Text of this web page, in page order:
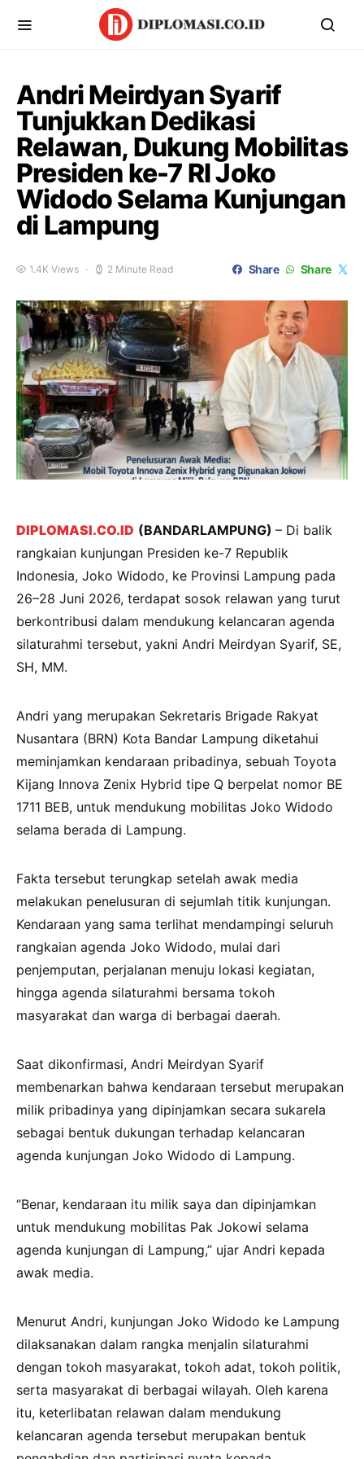
Andri Meirdyan Syarif
Tunjukkan Dedikasi
Relawan, Dukung Mobilitas
Presiden ke-7 RI Joko
Widodo Selama Kunjungan
di Lampung
1.4K Views 2 Minute Read Share Share
DIPLOMASI.CO.ID (BANDARLAMPUNG) – Di balik
rangkaian kunjungan Presiden ke-7 Republik
Indonesia, Joko Widodo, ke Provinsi Lampung pada
26–28 Juni 2026, terdapat sosok relawan yang turut
berkontribusi dalam mendukung kelancaran agenda
silaturahmi tersebut, yakni Andri Meirdyan Syarif, SE,
SH, MM.
Andri yang merupakan Sekretaris Brigade Rakyat
Nusantara (BRN) Kota Bandar Lampung diketahui
meminjamkan kendaraan pribadinya, sebuah Toyota
Kijang Innova Zenix Hybrid tipe Q berpelat nomor BE
1711 BEB, untuk mendukung mobilitas Joko Widodo
selama berada di Lampung.
Fakta tersebut terungkap setelah awak media
melakukan penelusuran di sejumlah titik kunjungan.
Kendaraan yang sama terlihat mendampingi seluruh
rangkaian agenda Joko Widodo, mulai dari
penjemputan, perjalanan menuju lokasi kegiatan,
hingga agenda silaturahmi bersama tokoh
masyarakat dan warga di berbagai daerah.
Saat dikonfirmasi, Andri Meirdyan Syarif
membenarkan bahwa kendaraan tersebut merupakan
milik pribadinya yang dipinjamkan secara sukarela
sebagai bentuk dukungan terhadap kelancaran
agenda kunjungan Joko Widodo di Lampung.
“Benar, kendaraan itu milik saya dan dipinjamkan
untuk mendukung mobilitas Pak Jokowi selama
agenda kunjungan di Lampung,” ujar Andri kepada
awak media.
Menurut Andri, kunjungan Joko Widodo ke Lampung
dilaksanakan dalam rangka menjalin silaturahmi
dengan tokoh masyarakat, tokoh adat, tokoh politik,
serta masyarakat di berbagai wilayah. Oleh karena
itu, keterlibatan relawan dalam mendukung
kelancaran agenda tersebut merupakan bentuk